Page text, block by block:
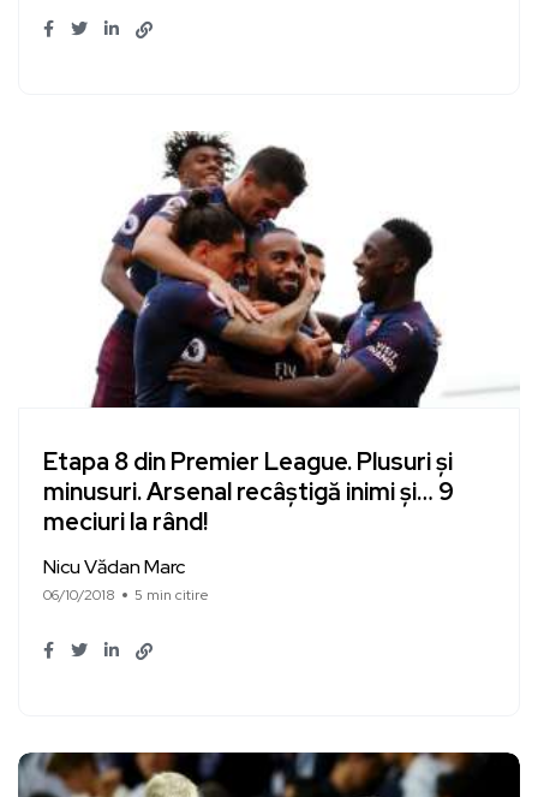
Etapa 8 din Premier League. Plusuri și
minusuri. Arsenal recâștigă inimi și… 9
meciuri la rând!
Nicu Vădan Marc
06/10/2018 5 min citire